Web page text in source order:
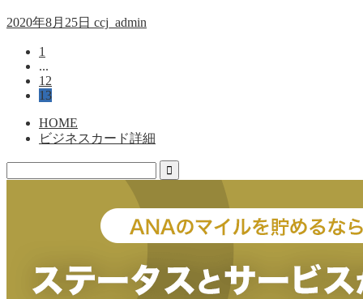
2020年8月25日 ccj_admin
1
...
12
13
HOME
ビジネスカード詳細